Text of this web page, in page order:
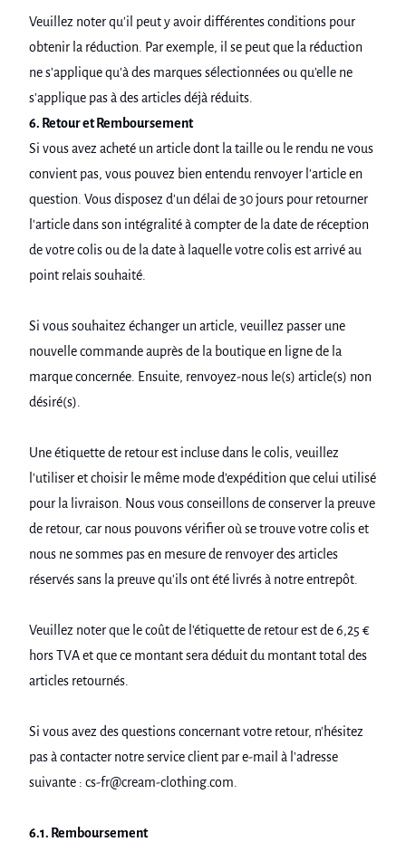
Veuillez noter qu'il peut y avoir différentes conditions pour
obtenir la réduction. Par exemple, il se peut que la réduction
ne s'applique qu'à des marques sélectionnées ou qu'elle ne
s'applique pas à des articles déjà réduits.
6. Retour et Remboursement
Si vous avez acheté un article dont la taille ou le rendu ne vous
convient pas, vous pouvez bien entendu renvoyer l'article en
question. Vous disposez d'un délai de 30 jours pour retourner
l'article dans son intégralité à compter de la date de réception
de votre colis ou de la date à laquelle votre colis est arrivé au
point relais souhaité.
Si vous souhaitez échanger un article, veuillez passer une
nouvelle commande auprès de la boutique en ligne de la
marque concernée. Ensuite, renvoyez-nous le(s) article(s) non
désiré(s).
Une étiquette de retour est incluse dans le colis, veuillez
l'utiliser et choisir le même mode d'expédition que celui utilisé
pour la livraison. Nous vous conseillons de conserver la preuve
de retour, car nous pouvons vérifier où se trouve votre colis et
nous ne sommes pas en mesure de renvoyer des articles
réservés sans la preuve qu'ils ont été livrés à notre entrepôt.
Veuillez noter que le coût de l'étiquette de retour est de 6,25 €
hors TVA et que ce montant sera déduit du montant total des
articles retournés.
Si vous avez des questions concernant votre retour, n'hésitez
pas à contacter notre service client par e-mail à l'adresse
suivante : cs-fr@cream-clothing.com.
6.1. Remboursement